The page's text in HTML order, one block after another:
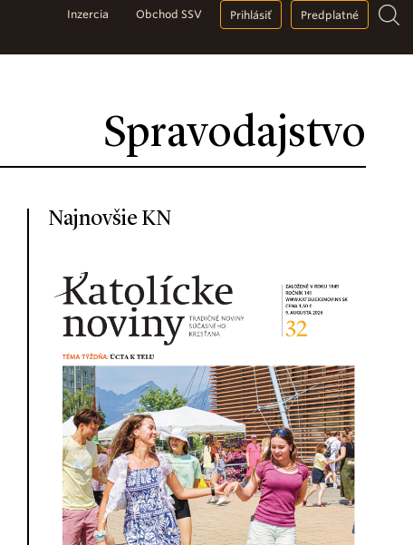
Spravodajstvo
Inzercia Obchod SSV Prihlásiť Predplatné
Najnovšie KN